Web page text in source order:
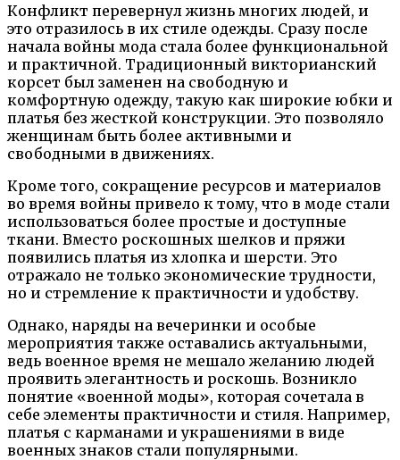
Конфликт перевернул жизнь многих людей, и
это отразилось в их стиле одежды. Сразу после
начала войны мода стала более функциональной
и практичной. Традиционный викторианский
корсет был заменен на свободную и
комфортную одежду, такую как широкие юбки и
платья без жесткой конструкции. Это позволяло
женщинам быть более активными и
свободными в движениях.
Кроме того, сокращение ресурсов и материалов
во время войны привело к тому, что в моде стали
использоваться более простые и доступные
ткани. Вместо роскошных шелков и пряжи
появились платья из хлопка и шерсти. Это
отражало не только экономические трудности,
но и стремление к практичности и удобству.
Однако, наряды на вечеринки и особые
мероприятия также оставались актуальными,
ведь военное время не мешало желанию людей
проявить элегантность и роскошь. Возникло
понятие «военной моды», которая сочетала в
себе элементы практичности и стиля. Например,
платья с карманами и украшениями в виде
военных знаков стали популярными.